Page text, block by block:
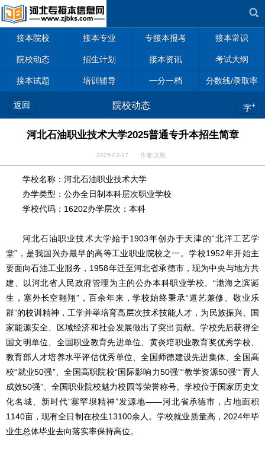
接本院校 接本专业 专接本报考 接本常识
院校动态 招生计划 接本资讯 考试大纲
接本试题 培训辅导 一分一档 分数线/录取率
返回 院校动态 字+
河北石油职业技术大学2025普通专升本招生简章
2025-03-17 作者:文雅
学校名称：河北石油职业技术大学
办学类型： 公办全日制本科层次职业学校
学校代码：16202办学层次：本科
河北石油职业技术大学始于1903年创办于天津的“北洋工艺学
堂”，是我国兴办最早的高等工业职业院校之一。学校1952年开始主
要面向石油工业服务，1958年迁至河北省承德市，现为中央与地方共
建、以河北省人民政府管理为主的公办本科职业学校。“渤海之滨诞
生，塞外长空翱翔”，百余年来，学校始终秉承“道艺兼修、敬业乐
群”的校训精神，工学并举培育高层次技术技能人才，为民族振兴、国
家能源安全、区域经济和社会发展做出了突出贡献。学校先后获得全
国文明单位、全国职业教育先进单位、黄炎培职业教育奖优秀学校、
教育部人才培养水平评估优秀单位、全国师德建设先进集体、全国高
校“就业50强”、全国高职院校“国际影响力50强”“教学资源50强”“育人
成效50强”、全国职业院校魅力校园等荣誉称号。学校位于国家历史文
化名城、新时代“塞罕坝精神”发源地——河北省承德市，占地面积
1140亩，现有全日制在校生13100余人。学校就业质量高，2024年毕
业生总体毕业去向落实率保持高位。